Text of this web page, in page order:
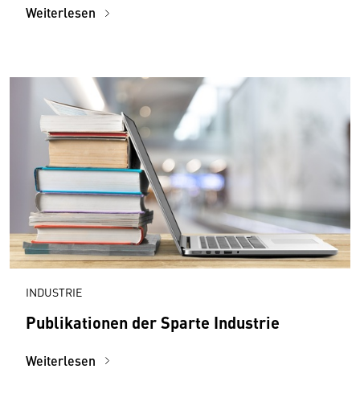
Weiterlesen
INDUSTRIE
Publikationen der Sparte Industrie
Weiterlesen